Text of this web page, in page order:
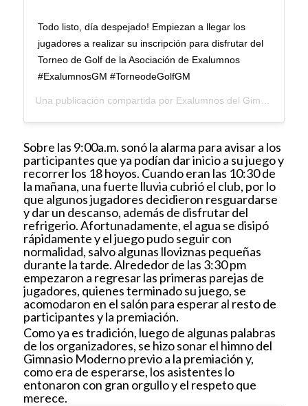
Todo listo, día despejado! Empiezan a llegar los
jugadores a realizar su inscripción para disfrutar del
Torneo de Golf de la Asociación de Exalumnos
#ExalumnosGM #TorneodeGolfGM
Una publicación compartida por Exalumnos del Gimnasio Moderno
Sobre las 9:00a.m. sonó la alarma para avisar a los
participantes que ya podían dar inicio a su juego y
recorrer los 18 hoyos. Cuando eran las 10:30 de
la mañana, una fuerte lluvia cubrió el club, por lo
que algunos jugadores decidieron resguardarse
y dar un descanso, además de disfrutar del
refrigerio. Afortunadamente, el agua se disipó
rápidamente y el juego pudo seguir con
normalidad, salvo algunas lloviznas pequeñas
durante la tarde.Alrededor de las 3:30 pm
empezaron a regresar las primeras parejas de
jugadores, quienes terminado su juego, se
acomodaron en el salón para esperar al resto de
participantes y la premiación.
Como ya es tradición, luego de algunas palabras
de los organizadores, se hizo sonar el himno del
Gimnasio Moderno previo a la premiación y,
como era de esperarse, los asistentes lo
entonaron con gran orgullo y el respeto que
merece.